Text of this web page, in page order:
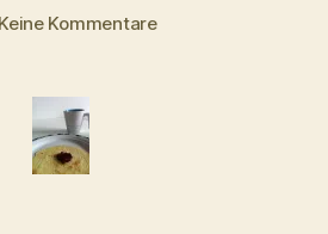
Keine Kommentarezu